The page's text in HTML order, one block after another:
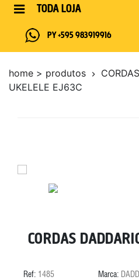
TODA LOJA
PY +595 983919916
home > produtos CORDAS
UKELELE EJ63C
CORDAS
Ref: 1485 Marca: